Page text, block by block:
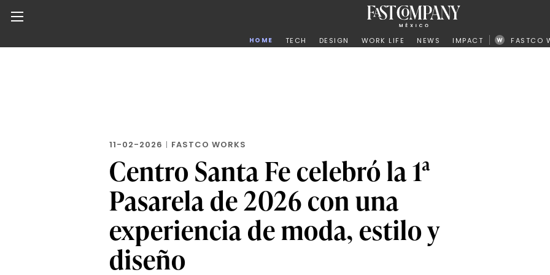
Noticias de negocios, innovación, tecnología y diseño
HOME TECH DESIGN WORK LIFE NEWS IMPACT FASTCO
11-02-2026 | FASTCO WORKS
Centro Santa Fe celebró la 1ª
Pasarela de 2026 con una
experiencia de moda, estilo y
diseño